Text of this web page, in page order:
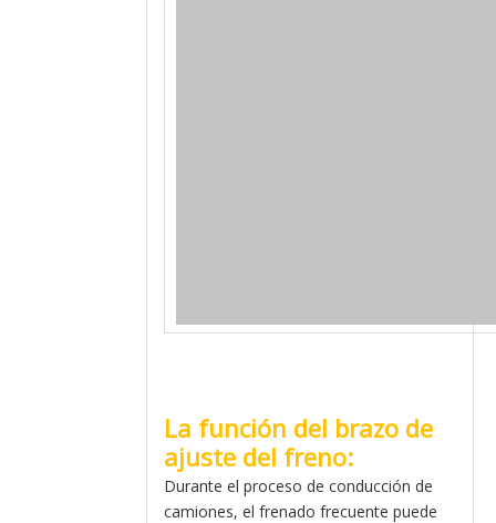
La función del brazo de
ajuste del freno:
Durante el proceso de conducción de
camiones, el frenado frecuente puede